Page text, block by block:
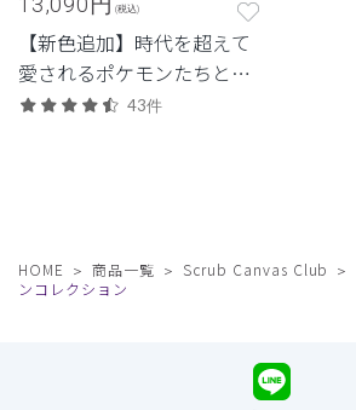
(税込)
【新色追加】時代を超えて
愛されるポケモンたちとい
つも一緒に。ポケモンたち
43件
HOME 商品一覧 Scrub Canvas Club
ンコレクション